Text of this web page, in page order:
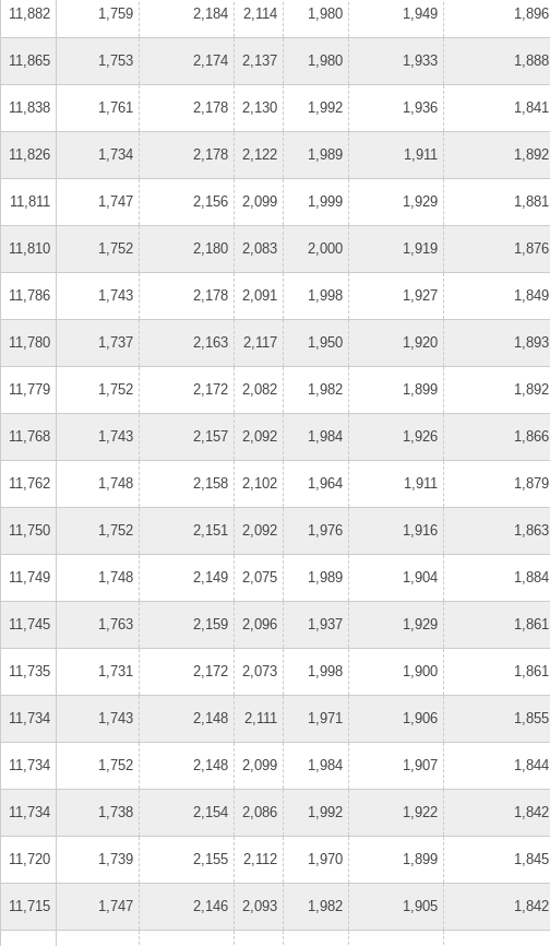
11,882 1,759 2,184 2,114 1,980 1,949 1,896
11,865 1,753 2,174 2,137 1,980 1,933 1,888
11,838 1,761 2,178 2,130 1,992 1,936 1,841
11,826 1,734 2,178 2,122 1,989 1,911 1,892
11,811 1,747 2,156 2,099 1,999 1,929 1,881
11,810 1,752 2,180 2,083 2,000 1,919 1,876
11,786 1,743 2,178 2,091 1,998 1,927 1,849
11,780 1,737 2,163 2,117 1,950 1,920 1,893
11,779 1,752 2,172 2,082 1,982 1,899 1,892
11,768 1,743 2,157 2,092 1,984 1,926 1,866
11,762 1,748 2,158 2,102 1,964 1,911 1,879
11,750 1,752 2,151 2,092 1,976 1,916 1,863
11,749 1,748 2,149 2,075 1,989 1,904 1,884
11,745 1,763 2,159 2,096 1,937 1,929 1,861
11,735 1,731 2,172 2,073 1,998 1,900 1,861
11,734 1,743 2,148 2,111 1,971 1,906 1,855
11,734 1,752 2,148 2,099 1,984 1,907 1,844
11,734 1,738 2,154 2,086 1,992 1,922 1,842
11,720 1,739 2,155 2,112 1,970 1,899 1,845
11,715 1,747 2,146 2,093 1,982 1,905 1,842